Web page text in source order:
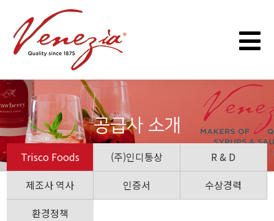
공급사 소개
Trisco Foods (주)인디통상
R & D
제조사 역사
인증서
수상경력
환경정책